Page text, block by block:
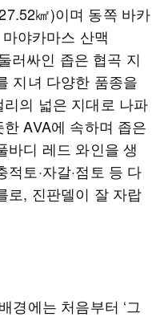
㎢)이며 동쪽 바카
야카마스 산맥
러싸인 좁은 협곡 지
지녀 다양한 품종을
의 넓은 지대로 나파
AVA에 속하며 좁은
바디 레드 와인을 생
토·자갈·점토 등 다
로, 진판델이 잘 자랍
경에는 처음부터 ‘그